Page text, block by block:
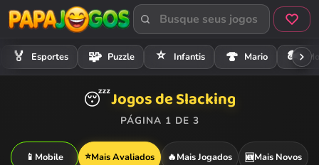
🏅 Esportes 🧩 Puzzle ⭐ Infantis 🍄 Mario 🏍️
😴Jogos de Slacking
PÁGINA 1 DE 3
📱 Mobile ⭐Mais Avaliados 🔥Mais Jogados 🆕Mais Novos